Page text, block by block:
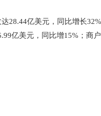
28.44亿美元，同比增长
亿美元，同比增15%；商